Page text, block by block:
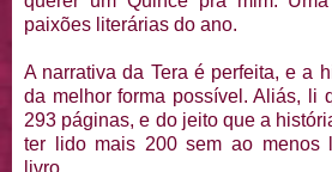
paixões literárias do ano.
A narrativa da Tera é perfeita, e a
da melhor forma possível. Aliás, li
293 páginas, e do jeito que a
ter lido mais 200 sem ao menos